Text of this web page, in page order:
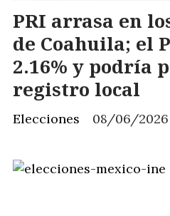
PRI arrasa en
de Coahuila; el
2.16% y podría
registro local
Elecciones 08/06/2026